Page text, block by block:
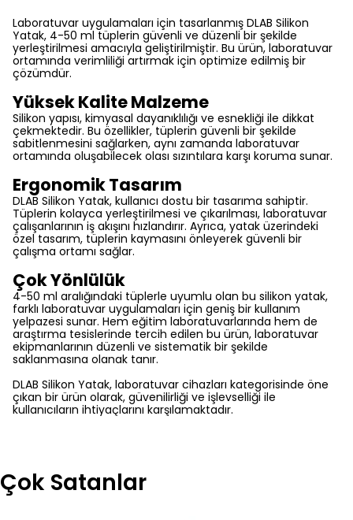
Laboratuvar uygulamaları için tasarlanmış DLAB Silikon
Yatak, 4-50 ml tüplerin güvenli ve düzenli bir şekilde
yerleştirilmesi amacıyla geliştirilmiştir. Bu ürün, laboratuvar
ortamında verimliliği artırmak için optimize edilmiş bir
çözümdür.
Yüksek Kalite Malzeme
Silikon yapısı, kimyasal dayanıklılığı ve esnekliği ile dikkat
çekmektedir. Bu özellikler, tüplerin güvenli bir şekilde
sabitlenmesini sağlarken, aynı zamanda laboratuvar
ortamında oluşabilecek olası sızıntılara karşı koruma sunar.
Ergonomik Tasarım
DLAB Silikon Yatak, kullanıcı dostu bir tasarıma sahiptir.
Tüplerin kolayca yerleştirilmesi ve çıkarılması, laboratuvar
çalışanlarının iş akışını hızlandırır. Ayrıca, yatak üzerindeki
özel tasarım, tüplerin kaymasını önleyerek güvenli bir
çalışma ortamı sağlar.
Çok Yönlülük
4-50 ml aralığındaki tüplerle uyumlu olan bu silikon yatak,
farklı laboratuvar uygulamaları için geniş bir kullanım
yelpazesi sunar. Hem eğitim laboratuvarlarında hem de
araştırma tesislerinde tercih edilen bu ürün, laboratuvar
ekipmanlarının düzenli ve sistematik bir şekilde
saklanmasına olanak tanır.
DLAB Silikon Yatak, laboratuvar cihazları kategorisinde öne
çıkan bir ürün olarak, güvenilirliği ve işlevselliği ile
kullanıcıların ihtiyaçlarını karşılamaktadır.
Çok Satanlar